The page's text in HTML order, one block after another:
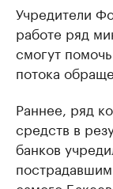
Учредители
работе ряд
смогут
потока
Раннее, ряд
средств в
банков